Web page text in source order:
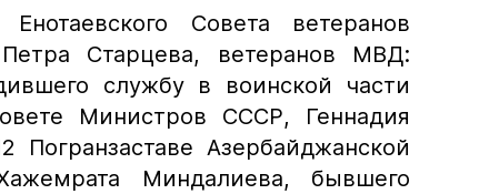
Совета ветеранов
Старцева, ветеранов МВД:
службу в воинской части
Министров СССР, Геннадия
Погранзаставе Азербайджанской
Миндалиева, бывшего